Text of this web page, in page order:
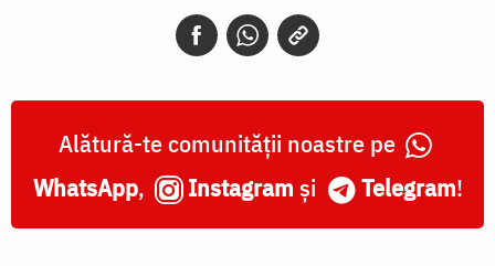
Alătură-te comunității noastre pe
WhatsApp, Instagram și Telegram!